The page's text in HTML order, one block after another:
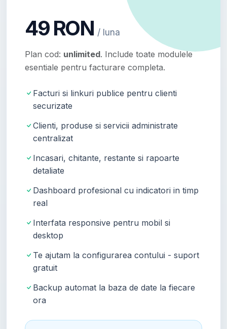
49 RON / luna
Plan cod: unlimited. Include toate modulele
esentiale pentru facturare completa.
Facturi si linkuri publice pentru clienti
securizate
Clienti, produse si servicii administrate
centralizat
Incasari, chitante, restante si rapoarte
detaliate
Dashboard profesional cu indicatori in timp
real
Interfata responsive pentru mobil si
desktop
Te ajutam la configurarea contului - suport
gratuit
Backup automat la baza de date la fiecare
ora